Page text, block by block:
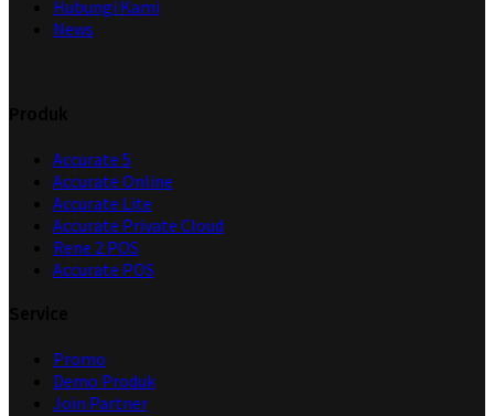
Hubungi Kami
News
Accurate 5
Accurate Online
Accurate Lite
Accurate Private Cloud
Rene 2 POS
Accurate POS
Promo
Demo Produk
Join Partner